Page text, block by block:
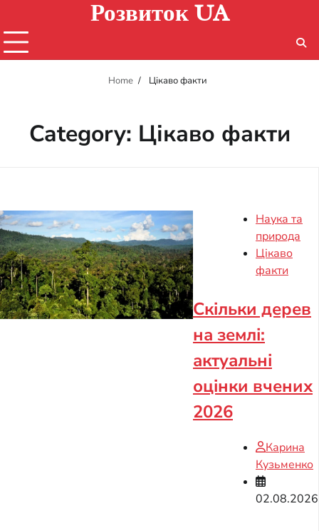
content
Розвиток UA
Home Цікаво факти
Category: Цікаво факти
Наука та
природа
Цікаво
факти
Скільки дерев
на землі:
актуальні
оцінки вчених
2026
Карина
Кузьменко
02.08.2026